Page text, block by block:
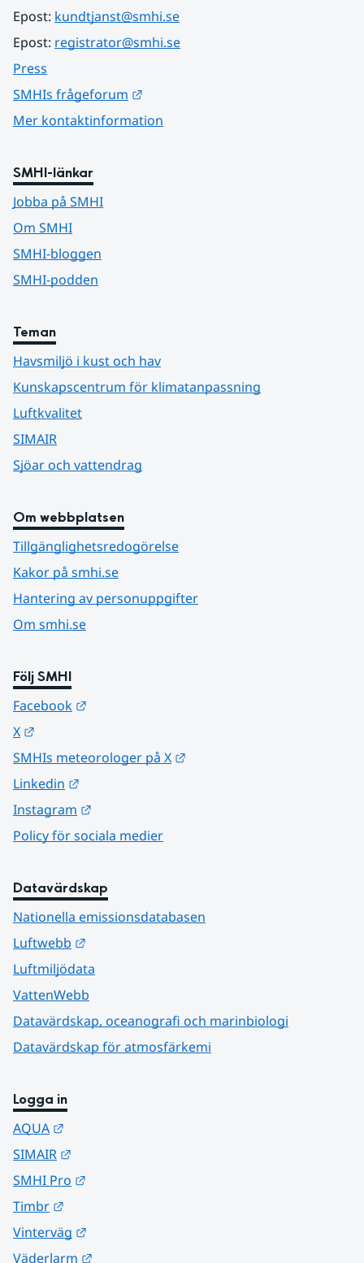
Epost: kundtjanst@smhi.se
Epost: registrator@smhi.se
Press
SMHIs frågeforum
Mer kontaktinformation
SMHI-länkar
Jobba på SMHI
Om SMHI
SMHI-bloggen
SMHI-podden
Teman
Havsmiljö i kust och hav
Kunskapscentrum för klimatanpassning
Luftkvalitet
SIMAIR
Sjöar och vattendrag
Om webbplatsen
Tillgänglighetsredogörelse
Kakor på smhi.se
Hantering av personuppgifter
Om smhi.se
Följ SMHI
Facebook
X
SMHIs meteorologer på X
Linkedin
Instagram
Policy för sociala medier
Datavärdskap
Nationella emissionsdatabasen
Luftwebb
Luftmiljödata
VattenWebb
Datavärdskap, oceanografi och marinbiologi
Datavärdskap för atmosfärkemi
Logga in
AQUA
SIMAIR
SMHI Pro
Timbr
Vinterväg
Väderlarm